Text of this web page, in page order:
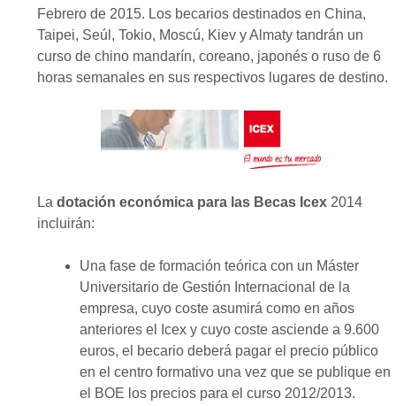
Febrero de 2015. Los becarios destinados en China,
Taipei, Seúl, Tokio, Moscú, Kiev y Almaty tandrán un
curso de chino mandarín, coreano, japonés o ruso de 6
horas semanales en sus respectivos lugares de destino.
Ladotación económica para las Becas Icex 2014
incluirán:
Una fase de formación teórica con un Máster
Universitario de Gestión Internacional de la
empresa, cuyo coste asumirá como en años
anteriores el Icex y cuyo coste asciende a 9.600
euros, el becario deberá pagar el precio público
en el centro formativo una vez que se publique en
el BOE los precios para el curso 2012/2013.